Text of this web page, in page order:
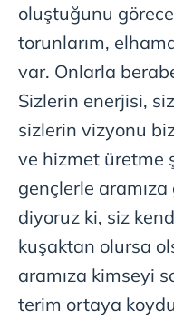
oluştuğunu
torunlarım,
var. Onlarla
Sizlerin enerjisi,
sizlerin vizyonu
ve hizmet üretme
gençlerle
diyoruz ki, siz
kuşaktan olursa
aramıza kimseyi
terim ortaya